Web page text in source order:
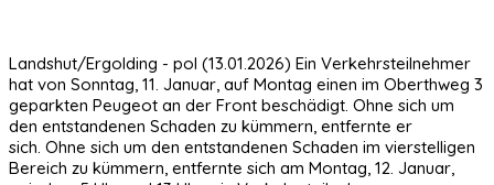
Landshut/Ergolding - pol (13.01.2026) Ein Verkehrsteilnehmer
hat von Sonntag, 11. Januar, auf Montag einen im Oberthweg 3
geparkten Peugeot an der Front beschädigt. Ohne sich um
den entstandenen Schaden zu kümmern, entfernte er
sich. Ohne sich um den entstandenen Schaden im vierstelligen
Bereich zu kümmern, entfernte sich am Montag, 12. Januar,